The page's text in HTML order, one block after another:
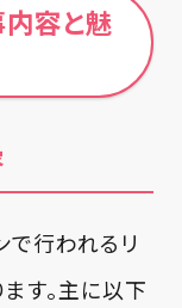
内容と魅
で行われるリ
す。主に以下